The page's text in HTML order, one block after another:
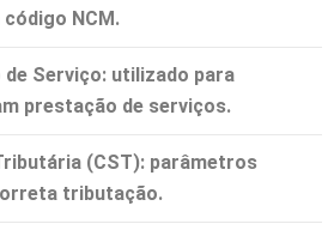
NCM.
Serviço: utilizado para
prestação de serviços.
(CST): parâmetros
tributação.